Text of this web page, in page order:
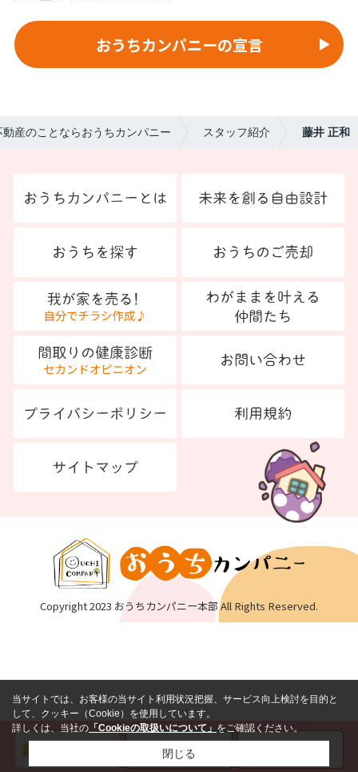
おうちカンパニーの宣言
動産のことならおうちカンパニー スタッフ紹介 藤井 正和
Copyright 2023 おうちカンパニー本部 All Rights Reserved.
当サイトでは、お客様の当サイト利用状況把握、サービス向上検討を目的と
して、クッキー（Cookie）を使用しています。
詳しくは、当社の 「Cookieの取扱いについて」をご確認ください。
閉じる